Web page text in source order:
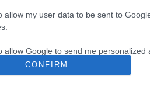
allow my user data to be sent to
allow Google to send me personalized
CONFIRM
Helycsere az F1-es
motoros legenda fia
Majer Dániel